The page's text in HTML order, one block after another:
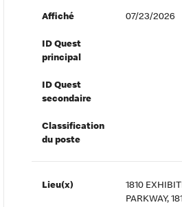
Affiché 07/23/2026
ID Quest
principal
ID Quest
secondaire
Classification
du poste
Lieu(x)
1810
PARKWAY,